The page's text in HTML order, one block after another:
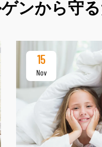
ンから守
15
Nov